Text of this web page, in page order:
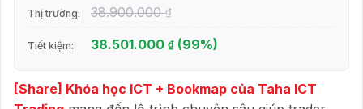
Thị trường: 38.900.000₫
Tiết kiệm: 38.501.000 ₫ (99%)
[Share] Khóa học ICT + Bookmap của Taha ICT